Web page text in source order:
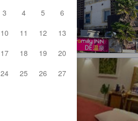
3 4 5
6
10 11 12
13
17 18 19
20
24 25 26
27